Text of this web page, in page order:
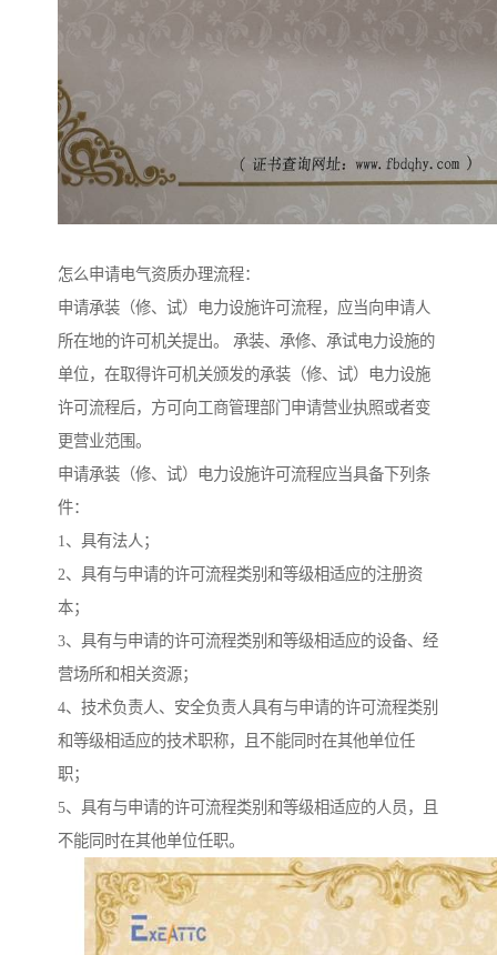
怎么申请电气资质办理流程：
申请承装（修、试）电力设施许可流程，应当向申请人
所在地的许可机关提出。 承装、承修、承试电力设施的
单位，在取得许可机关颁发的承装（修、试）电力设施
许可流程后，方可向工商管理部门申请营业执照或者变
更营业范围。
申请承装（修、试）电力设施许可流程应当具备下列条
件：
1、具有法人；
2、具有与申请的许可流程类别和等级相适应的注册资
本；
3、具有与申请的许可流程类别和等级相适应的设备、经
营场所和相关资源；
4、技术负责人、安全负责人具有与申请的许可流程类别
和等级相适应的技术职称，且不能同时在其他单位任
职；
5、具有与申请的许可流程类别和等级相适应的人员，且
不能同时在其他单位任职。